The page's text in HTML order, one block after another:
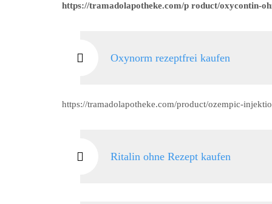
https://tramadolapotheke.com/p roduct/oxycontin-
Oxynorm rezeptfrei kaufen
https://tramadolapotheke.com/product/ozempic-
Ritalin ohne Rezept kaufen